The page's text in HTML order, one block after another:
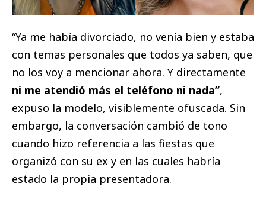
“Ya me había divorciado, no venía bien y estaba
con temas personales que todos ya saben, que
no los voy a mencionar ahora. Y directamente
ni me atendió más el teléfono ni nada”,
expuso la modelo, visiblemente ofuscada. Sin
embargo, la conversación cambió de tono
cuando hizo referencia a las fiestas que
organizó con su ex y en las cuales habría
estado la propia presentadora.